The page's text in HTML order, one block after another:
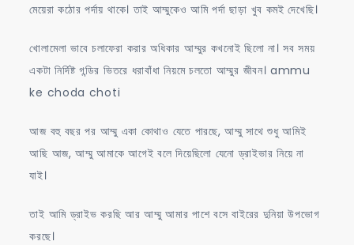
মেয়েরা কঠোর পর্দায় থাকে। তাই আম্মুকেও আমি পর্দা ছাড়া খুব কমই দেখেছি।
খোলামেলা ভাবে চলাফেরা করার অধিকার আম্মুর কখনোই ছিলো না। সব সময়
একটা নির্দিষ্ট গন্ডির ভিতরে ধরাবাঁধা নিয়মে চলতো আম্মুর জীবন। ammu
ke choda choti
আজ বহু বছর পর আম্মু একা কোথাও যেতে পারছে, আম্মু সাথে শুধু আমিই
আছি আজ, আম্মু আমাকে আগেই বলে দিয়েছিলো যেনো ড্রাইভার নিয়ে না
যাই।
তাই আমি ড্রাইভ করছি আর আম্মু আমার পাশে বসে বাইরের দুনিয়া উপভোগ
করছে।